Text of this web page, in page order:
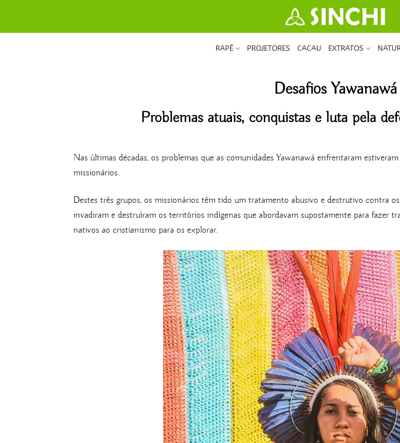
content
RAPÉ PROJETORES CACAU EXTRATOS
Desafios Yawanawá
Problemas atuais, conquistas e luta pela
Nas últimas décadas, os problemas que as comunidades Yawanawá enfrentaram
missionários.
Destes três grupos, os missionários têm tido um tratamento abusivo e destrutivo contra
invadiram e destruíram os territórios indígenas que abordavam supostamente para fazer
nativos ao cristianismo para os explorar.